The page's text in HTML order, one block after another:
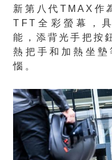
新第八代TMAX作
TFT全彩螢幕，
能，添背光手把按
熱把手和加熱坐
惱。